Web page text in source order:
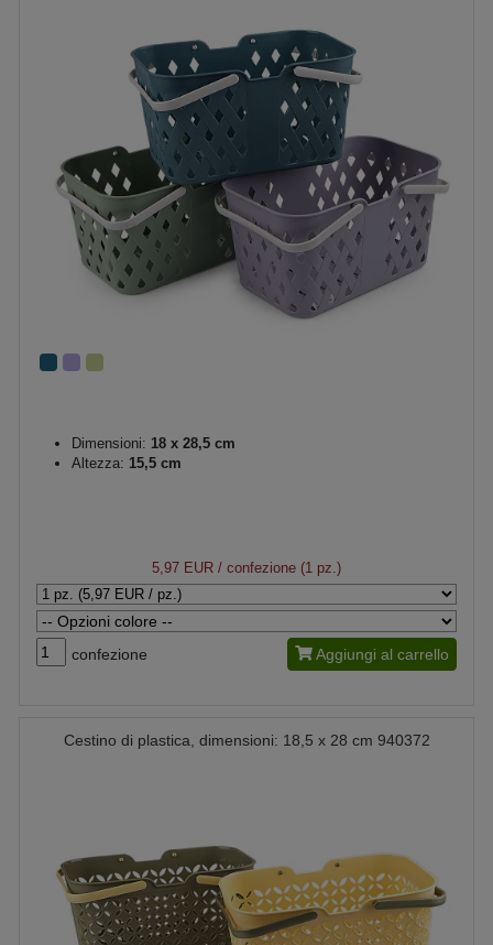
Dimensioni: 18 x 28,5 cm
Altezza: 15,5 cm
5,97 EUR / confezione (1 pz.)
confezione Aggiungi al carrello
Cestino di plastica, dimensioni: 18,5 x 28 cm 940372